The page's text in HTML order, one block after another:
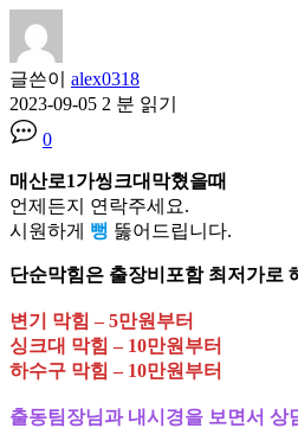
글쓴이 alex0318
2023-09-05 2 분 읽기
0
매산로1가씽크대막혔을때
언제든지 연락주세요.
시원하게 뻥 뚫어드립니다.
단순막힘은 출장비포함 최저가로
변기 막힘 – 5만원부터
싱크대 막힘 – 10만원부터
하수구 막힘 – 10만원부터
출동팀장님과 내시경을 보면서 상